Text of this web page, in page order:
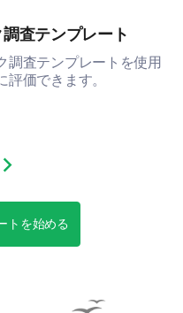
査テンプレート
調査テンプレートを使用
価できます。
slide
Next slide
トを始める